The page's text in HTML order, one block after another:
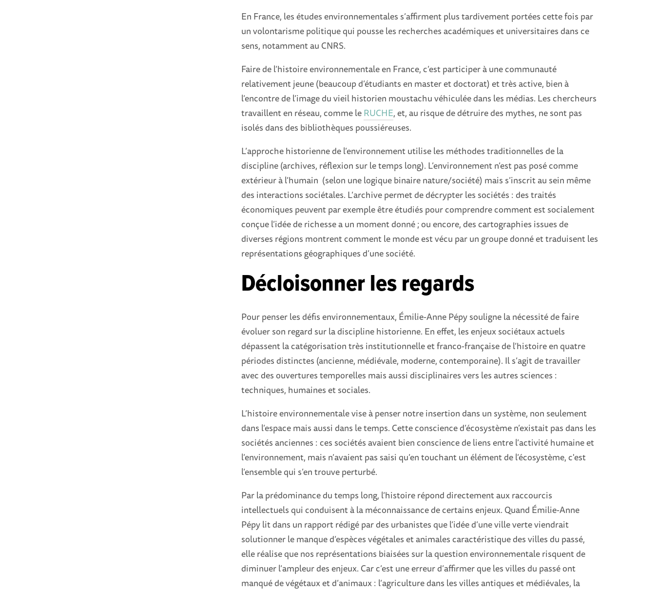
En France, les études environnementales s’affirment plus tardivement portées cette fois par
un volontarisme politique qui pousse les recherches académiques et universitaires dans ce
sens, notamment au CNRS.
Faire de l’histoire environnementale en France, c’est participer à une communauté
relativement jeune (beaucoup d’étudiants en master et doctorat) et très active, bien à
l’encontre de l’image du vieil historien moustachu véhiculée dans les médias. Les chercheurs
travaillent en réseau, comme leRUCHE, et, au risque de détruire des mythes, ne sont pas
isolés dans des bibliothèques poussiéreuses.
L’approche historienne de l’environnement utilise les méthodes traditionnelles de la
discipline (archives, réflexion sur le temps long). L’environnement n’est pas posé comme
extérieur à l’humain (selon une logique binaire nature/société) mais s’inscrit au sein même
des interactions sociétales. L’archive permet de décrypter les sociétés : des traités
économiques peuvent par exemple être étudiés pour comprendre comment est socialement
conçue l’idée de richesse a un moment donné ; ou encore, des cartographies issues de
diverses régions montrent comment le monde est vécu par un groupe donné et traduisent les
représentations géographiques d’une société.
Décloisonner les regards
Pour penser les défis environnementaux, Émilie-Anne Pépy souligne la nécessité de faire
évoluer son regard sur la discipline historienne. En effet, les enjeux sociétaux actuels
dépassent la catégorisation très institutionnelle et franco-française de l’histoire en quatre
périodes distinctes (ancienne, médiévale, moderne, contemporaine). Il s’agit de travailler
avec des ouvertures temporelles mais aussi disciplinaires vers les autres sciences :
techniques, humaines et sociales.
L’histoire environnementale vise à penser notre insertion dans un système, non seulement
dans l’espace mais aussi dans le temps. Cette conscience d’écosystème n’existait pas dans les
sociétés anciennes : ces sociétés avaient bien conscience de liens entre l’activité humaine et
l’environnement, mais n’avaient pas saisi qu’en touchant un élément de l’écosystème, c'est
l’ensemble qui s’en trouve perturbé.
Par la prédominance du temps long, l’histoire répond directement aux raccourcis
intellectuels qui conduisent à la méconnaissance de certains enjeux. Quand Émilie-Anne
Pépy lit dans un rapport rédigé par des urbanistes que l’idée d’une ville verte viendrait
solutionner le manque d’espèces végétales et animales caractéristique des villes du passé,
elle réalise que nos représentations biaisées sur la question environnementale risquent de
diminuer l’ampleur des enjeux. Car c’est une erreur d’affirmer que les villes du passé ont
manqué de végétaux et d’animaux : l’agriculture dans les villes antiques et médiévales, la